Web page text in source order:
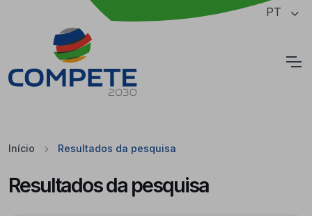
Saltar para o conteúdo principal da página PT
Início Resultados da pesquisa
Resultados da pesquisa